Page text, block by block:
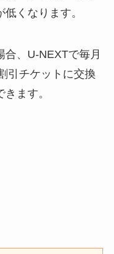
くなります。
、U-NEXTで毎月
引チケットに交換
ます。